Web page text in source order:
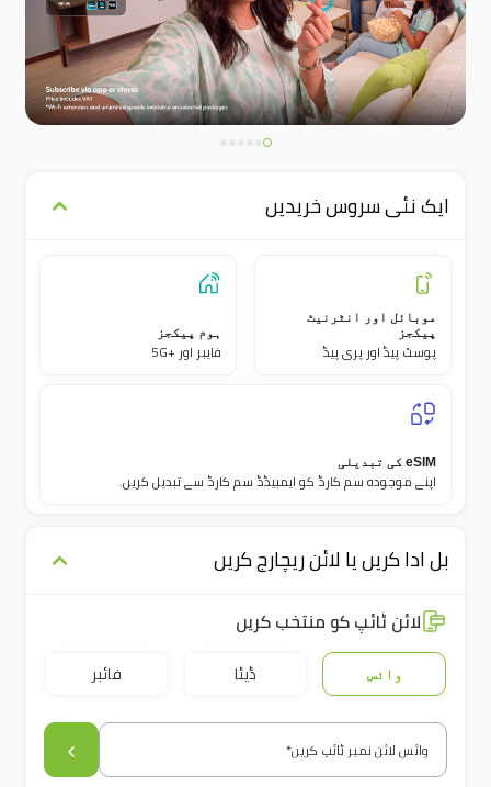
ایک نئی سروس خریدیں
موبائل اور انٹرنیٹ
پیکجز
پوسٹ پیڈ اور پری پیڈ
ہوم پیکجز
فايبر اور +5G
eSIM کی تبدیلی
اپنے موجودہ سم کارڈ کو ایمبیڈڈ سم کارڈ سے تبدیل کریں۔
بل ادا کریں یا لائن ریچارج کریں
لائن ٹائپ کو منتخب کریں
وائس ڈیٹا فائبر
وائس لائن نمبر ٹائپ کریں*